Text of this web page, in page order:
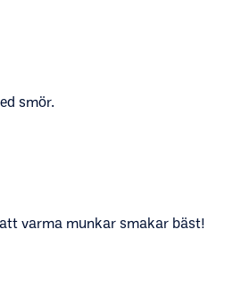
smör.
varma munkar smakar bäst!